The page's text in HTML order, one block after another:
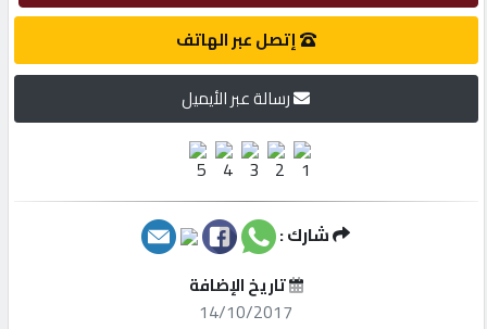
شركات
إتصل عبر الهاتف
رسالة عبر الأيميل
شارك :
تاريخ الإضافة
14/10/2017